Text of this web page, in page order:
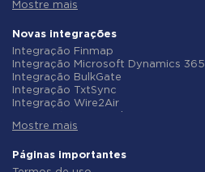
Integração Gmail
Integração ClickUp
Integração Airtable
Integração Google Contacts
Integração OpenAI (ChatGPT)
Integração Instagram
Integração ActiveCampaign
Integração Typeform
Integração Salesforce CRM
Integração Notion
Mostre mais
Novas integrações
Integração Finmap
Integração Microsoft Dynamics 365
Integração BulkGate
Integração TxtSync
Integração Wire2Air
Integração Infobip
Integração AtomPark
Integração TXTImpact
Mostre mais
Páginas importantes